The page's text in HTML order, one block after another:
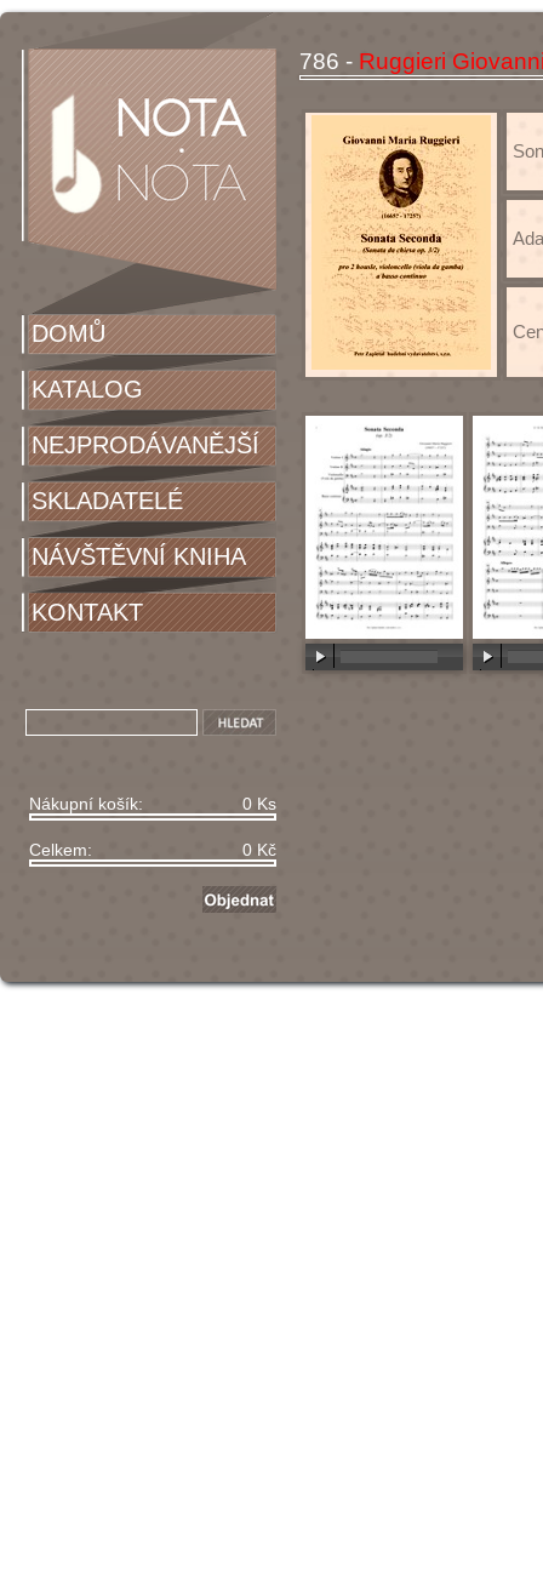
DOMŮ
KATALOG
NEJPRODÁVANĚJŠÍ
SKLADATELÉ
NÁVŠTĚVNÍ KNIHA
KONTAKT
Nákupní košík: 0 Ks
Celkem: 0 Kč
786 - Ruggieri